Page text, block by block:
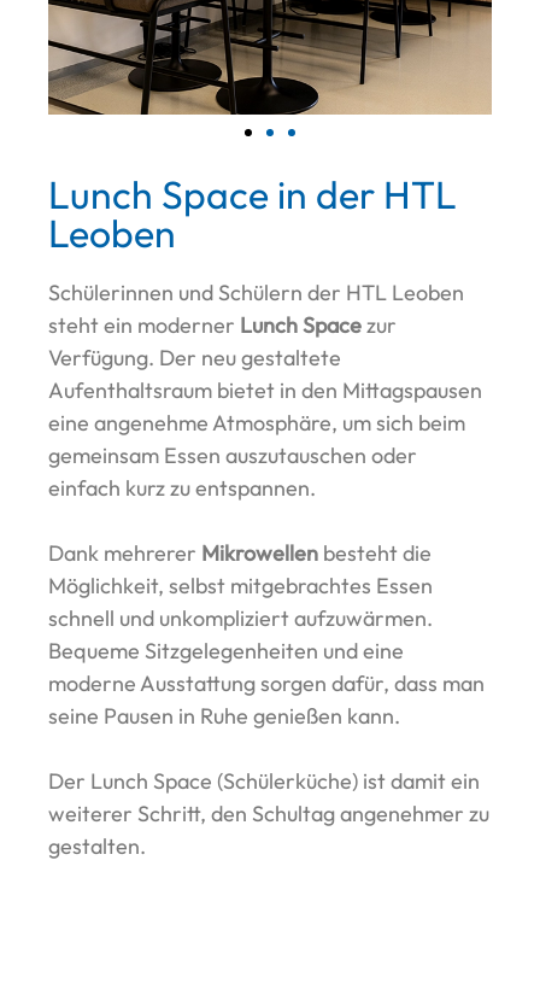
Lunch Space in der HTL
Leoben
Schülerinnen und Schülern der HTL Leoben
steht ein moderner Lunch Spacezur
Verfügung. Der neu gestaltete
Aufenthaltsraum bietet in den Mittagspausen
eine angenehme Atmosphäre, um sich beim
gemeinsam Essen auszutauschen oder
einfach kurz zu entspannen.
Dank mehrerer Mikrowellen besteht die
Möglichkeit, selbst mitgebrachtes Essen
schnell und unkompliziert aufzuwärmen.
Bequeme Sitzgelegenheiten und eine
moderne Ausstattung sorgen dafür, dass man
seine Pausen in Ruhe genießen kann.
Der Lunch Space (Schülerküche) ist damit ein
weiterer Schritt, den Schultag angenehmer zu
gestalten.